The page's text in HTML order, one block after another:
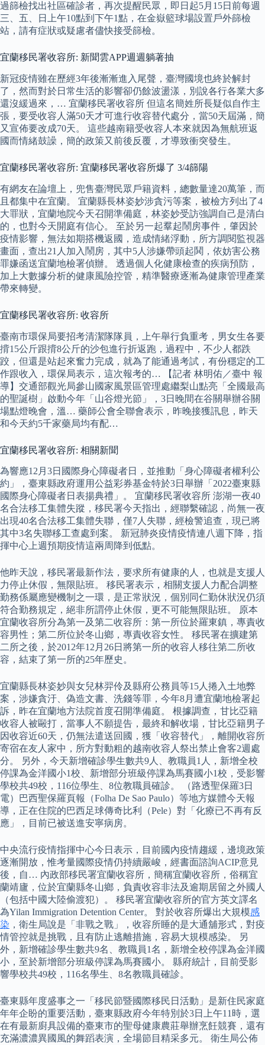
過篩檢找出社區確診者，再次提醒民眾，即日起5月15日前每週
三、五、日上午10點到下午1點，在金嶽籃球場設置戶外篩檢
站，請有症狀或疑慮者儘快接受篩檢。
宜蘭移民署收容所: 新聞雲APP週週躺著抽
新冠疫情雖在歷經3年後漸漸進入尾聲，臺灣國境也終於解封
了，然而對於日常生活的影響卻仍餘波盪漾，別說各行各業大多
還沒緩過來，… 宜蘭移民署收容所 但這名簡姓所長疑似自作主
張，要受收容人滿50天才可進行收容替代處分，當50天屆滿，簡
又宣佈要改成70天。 這些越南籍受收容人本來就因為無航班返
國而情緒鼓譟，簡的政策又前後反覆，才導致衝突發生。
宜蘭移民署收容所: 宜蘭移民署收容所爆了 3/4篩陽
有網友在論壇上，兜售臺灣民眾戶籍資料，總數量達20萬筆，而
且都集中在宜蘭。 宜蘭縣長林姿妙涉貪污等案，被檢方列出了4
大罪狀，宜蘭地院今天召開準備庭，林姿妙受訪強調自己是清白
的，也對今天開庭有信心。 至於另一起羣起鬧房事件，肇因於
疫情影響，無法如期搭機返國，造成情緒浮動，所方調閱監視器
畫面，查出21人加入鬧房，其中5人涉嫌帶頭起鬨，依妨害公務
罪嫌函送宜蘭地檢署偵辦。 透過個人化健康檢查的疾病預防，
加上大數據分析的健康風險控管，精準醫療逐漸為健康管理產業
帶來轉變。
宜蘭移民署收容所: 收容所
臺南市環保局要招考清潔隊隊員，上午舉行負重考，男女生各要
揹15公斤跟揹8公斤的沙包進行折返跑，過程中，不少人都跌
跤，但還是站起來奮力完成，就為了能通過考試，有份穩定的工
作跟收入，環保局表示，這次報考的… 【記者 林明佑／臺中 報
導】交通部觀光局參山國家風景區管理處繼梨山點亮「全國最高
的聖誕樹」啟動今年「山谷燈光節」，3日晚間在谷關舉辦谷關
場點燈晚會，溫… 藥師公會全聯會表示，昨晚接獲訊息，昨天
和今天約5千家藥局均有配…
宜蘭移民署收容所: 相關新聞
為響應12月3日國際身心障礙者日，並推動「身心障礙者權利公
約」，臺東縣政府運用公益彩券基金特於3日舉辦「2022臺東縣
國際身心障礙者日表揚典禮」。 宜蘭移民署收容所 澎湖一夜40
名合法移工集體失蹤，移民署今天指出，經聯繫確認，尚無一夜
出現40名合法移工集體失聯，僅7人失聯，經檢警追查，現已將
其中3名失聯移工查處到案。 新冠肺炎疫情疫情連八週下降，指
揮中心上週預期疫情這兩周降到低點。
他昨天說，移民署最新作法，要求所有健康的人，也就是支援人
力停止休假，無限貼班。 移民署表示，相關支援人力配合調整
勤務係屬應變機制之一環，是正常狀況，個別同仁勤休狀況仍須
符合勤務規定，絕非所謂停止休假，更不可能無限貼班。 原本
宜蘭收容所分為第一及第二收容所：第一所位於羅東鎮，專責收
容男性；第二所位於冬山鄉，專責收容女性。 移民署在擴建第
二所之後，於2012年12月26日將第一所的收容人移往第二所收
容，結束了第一所的25年歷史。
宜蘭縣長林姿妙與女兒林羿伶及縣府公務員等15人捲入土地弊
案，涉嫌貪汙、偽造文書、洗錢等罪，今年8月遭宜蘭地檢署起
訴，昨在宜蘭地方法院首度召開準備庭。 根據調查，甘比亞籍
收容人被毆打，當事人不願提告，最終和解收場，甘比亞籍男子
因收容近60天，仍無法遣送回國，獲「收容替代」，離開收容所
寄宿在友人家中，所方對動粗的越南收容人祭出禁止會客2週處
分。 另外，今天新增確診學生數共9人、教職員1人，新增全校
停課為金洋國小1校、新增部分班級停課為馬賽國小1校，受影響
學校共49校，116位學生、8位教職員確診。 （路透聖保羅3日
電）巴西聖保羅頁報（Folha De Sao Paulo）等地方媒體今天報
導，正在住院的巴西足球傳奇比利（Pele）對「化療已不再有反
應」，目前已被送進安寧病房。
中央流行疫情指揮中心今日表示，目前國內疫情趨緩，邊境政策
逐漸開放，惟考量國際疫情仍持續嚴峻，經書面諮詢ACIP意見
後，自… 內政部移民署宜蘭收容所，簡稱宜蘭收容所，俗稱宜
蘭靖廬，位於宜蘭縣冬山鄉，負責收容非法及逾期居留之外國人
（包括中國大陸偷渡犯）。 移民署宜蘭收容所的官方英文譯名
為Yilan Immigration Detention Center。 對於收容所爆出大規模感
染 ，衛生局說是「非戰之戰」，收容所睡的是大通舖形式，對疫
情管控就是挑戰，且有防止逃離措施，容易大規模感染。 另
外，新增確診學生數共9名、教職員1名，新增全校停課為金洋國
小，至於新增部分班級停課為馬賽國小。 縣府統計，目前受影
響學校共49校，116名學生、8名教職員確診。
臺東縣年度盛事之一「移民節暨國際移民日活動」是新住民家庭
年年企盼的重要活動，臺東縣政府今年特別於3日上午11時，選
在有最新廚具設備的臺東市的聖母健康農莊舉辦烹飪競賽，還有
充滿濃濃異國風的舞蹈表演，全場節目精采多元。 衛生局公佈